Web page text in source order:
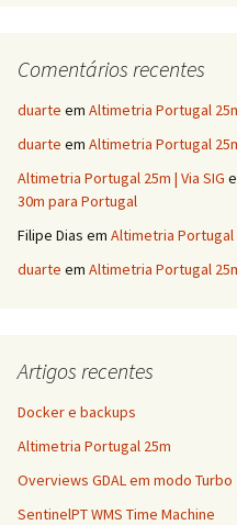
Comentários recentes
duarte em Altimetria Portugal
duarte em Altimetria Portugal
Altimetria Portugal 25m | Via SIG
30m para Portugal
Filipe Dias em Altimetria Portugal
duarte em Altimetria Portugal
Artigos recentes
Docker e backups
Altimetria Portugal 25m
Overviews GDAL em modo Turbo
SentinelPT WMS Time Machine